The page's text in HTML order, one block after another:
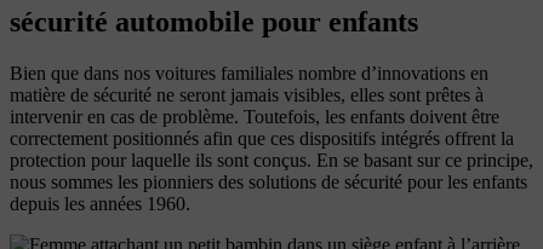
sécurité automobile pour enfants
Bien que dans nos voitures familiales nombre d’innovations en
matière de sécurité ne seront jamais visibles, elles sont prêtes à
intervenir en cas de problème. Toutefois, les enfants doivent être
correctement positionnés afin que ces dispositifs intégrés offrent la
protection pour laquelle ils sont conçus. En se basant sur ce principe,
nous sommes les pionniers des solutions de sécurité pour les enfants
depuis les années 1960.